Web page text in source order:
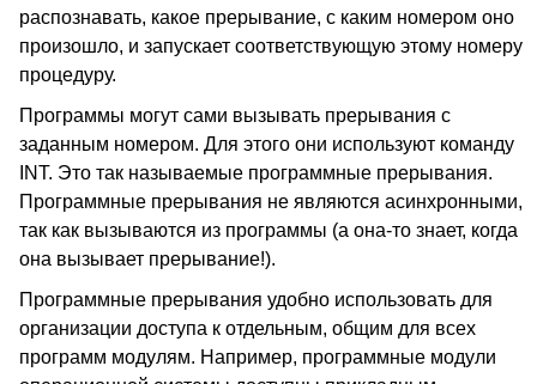
распознавать, какое прерывание, с каким номером оно
произошло, и запускает соответствующую этому номеру
процедуру.
Программы могут сами вызывать прерывания с
заданным номером. Для этого они используют команду
INT. Это так называемые программные прерывания.
Программные прерывания не являются асинхронными,
так как вызываются из программы (а она-то знает, когда
она вызывает прерывание!).
Программные прерывания удобно использовать для
организации доступа к отдельным, общим для всех
программ модулям. Например, программные модули